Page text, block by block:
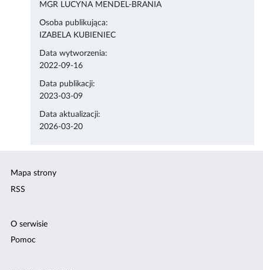
MGR LUCYNA MENDEL-BRANIA
Osoba publikująca:
IZABELA KUBIENIEC
Data wytworzenia:
2022-09-16
Data publikacji:
2023-03-09
Data aktualizacji:
2026-03-20
Mapa strony
RSS
O serwisie
Pomoc